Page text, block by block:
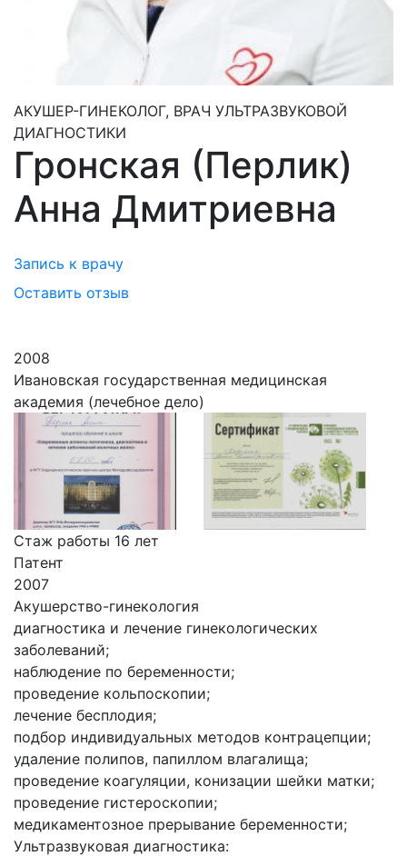
АКУШЕР-ГИНЕКОЛОГ, ВРАЧ УЛЬТРАЗВУКОВОЙ
ДИАГНОСТИКИ
Гронская (Перлик)
Анна Дмитриевна
Запись к врачу
Оставить отзыв
2008
Ивановская государственная медицинская
академия (лечебное дело)
Стаж работы 16 лет
Патент
2007
Акушерство-гинекология
диагностика и лечение гинекологических
заболеваний;
наблюдение по беременности;
проведение кольпоскопии;
лечение бесплодия;
подбор индивидуальных методов контрацепции;
удаление полипов, папиллом влагалища;
проведение коагуляции, конизации шейки матки;
проведение гистероскопии;
медикаментозное прерывание беременности;
Ультразвуковая диагностика: